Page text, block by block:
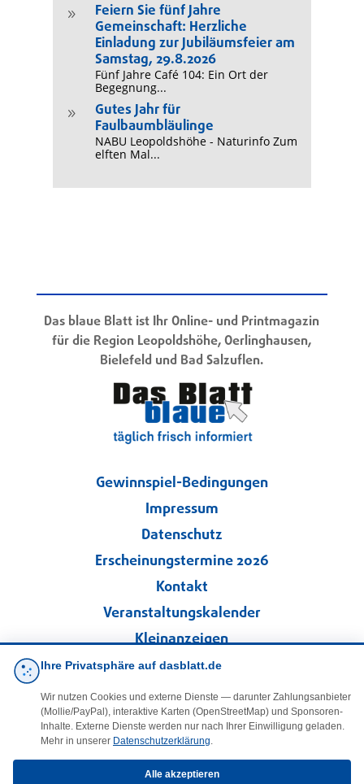
9
Feiern Sie fünf Jahre
Gemeinschaft: Herzliche
Einladung zur Jubiläumsfeier am
Samstag, 29.8.2026
Fünf Jahre Café 104: Ein Ort der
Begegnung...
9
Gutes Jahr für
Faulbaumbläulinge
NABU Leopoldshöhe - Naturinfo Zum
elften Mal...
Das blaue Blatt ist Ihr Online- und Printmagazin
für die Region Leopoldshöhe, Oerlinghausen,
Bielefeld und Bad Salzuflen.
Gewinnspiel-Bedingungen
Impressum
Datenschutz
Erscheinungstermine 2026
Kontakt
Veranstaltungskalender
Kleinanzeigen
Folgen Sie uns!
facebook
Ihre Privatsphäre auf dasblatt.de
Wir nutzen Cookies und externe Dienste — darunter Zahlungsanbieter
(Mollie/PayPal), interaktive Karten (OpenStreetMap) und Sponsoren-
Inhalte. Externe Dienste werden nur nach Ihrer Einwilligung geladen.
Mehr in unserer Datenschutzerklärung.
Alle akzeptieren